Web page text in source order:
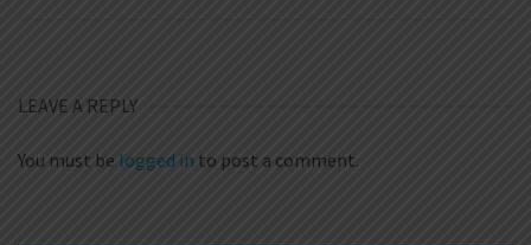
LEAVE A REPLY
You must be logged in to post a comment.